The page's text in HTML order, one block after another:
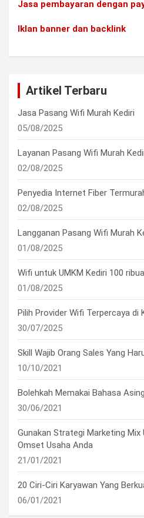
Jasa pembayaran dengan
Iklan banner dan backlink
Artikel Terbaru
Jasa Pasang Wifi Murah Kediri
05/08/2025
Layanan Pasang Wifi Murah
02/08/2025
Penyedia Internet Fiber
02/08/2025
Langganan Pasang Wifi Murah
01/08/2025
Wifi untuk UMKM Kediri 100
01/08/2025
Pilih Provider Wifi Terpercaya di
30/07/2025
Skill Wajib Orang Sales Yang
10/10/2021
Bolehkah Memakai Bahasa
30/06/2021
Gunakan Strategi Marketing Mix
Omset Usaha Anda
21/01/2021
20 Ciri-Ciri Karyawan Yang
06/01/2021